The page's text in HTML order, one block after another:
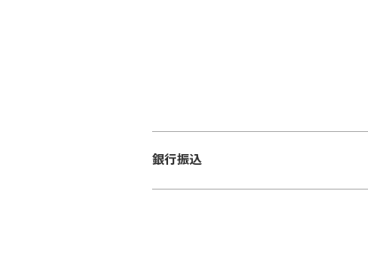
銀行振込